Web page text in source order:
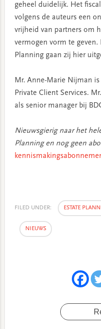
geheel duidelijk. Het
volgens de auteurs een
vrijheid van partners om
vermogen vorm te geven.
Planning gaan zij hier
Mr. Anne-Marie Nijman
Private Client Services.
als senior manager bij
Nieuwsgierig naar het
Planning en nog geen
FILED UNDER: ESTATE
NIEUWS